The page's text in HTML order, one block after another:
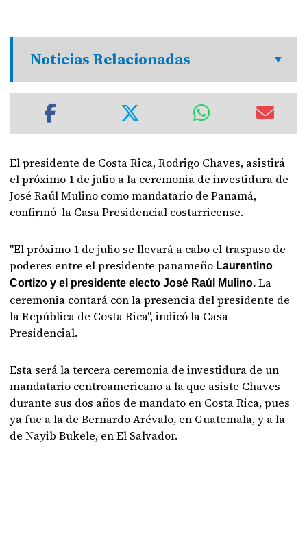
Noticias Relacionadas
El presidente de Costa Rica, Rodrigo Chaves, asistirá
el próximo 1 de julio a la ceremonia de investidura de
José Raúl Mulino como mandatario de Panamá,
confirmó la Casa Presidencial costarricense.
"El próximo 1 de julio se llevará a cabo el traspaso de
poderes entre el presidente panameño Laurentino
Cortizo y el presidente electo José Raúl Mulino. La
ceremonia contará con la presencia del presidente de
la República de Costa Rica", indicó la Casa
Presidencial.
Esta será la tercera ceremonia de investidura de un
mandatario centroamericano a la que asiste Chaves
durante sus dos años de mandato en Costa Rica, pues
ya fue a la de Bernardo Arévalo, en Guatemala, y a la
de Nayib Bukele, en El Salvador.